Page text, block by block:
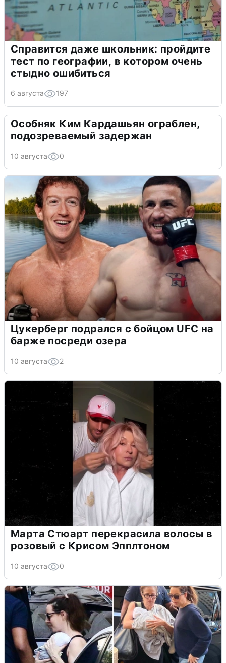
Справится даже школьник: пройдите
тест по географии, в котором очень
стыдно ошибиться
6 августа 197
Особняк Ким Кардашьян ограблен,
подозреваемый задержан
10 августа 0
Цукерберг подрался с бойцом UFC на
барже посреди озера
10 августа 2
Марта Стюарт перекрасила волосы в
розовый с Крисом Эпплтоном
10 августа 0